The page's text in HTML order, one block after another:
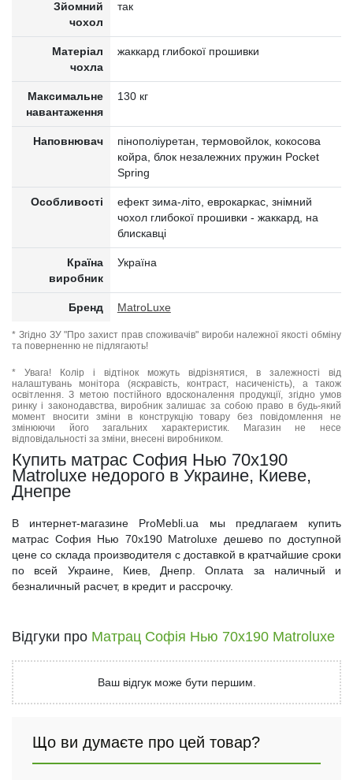
Зйомний
чохол
так
Матеріал
чохла
жаккард глибокої прошивки
Максимальне
навантаження
130 кг
Наповнювач
пінополіуретан, термовойлок, кокосова
койра, блок незалежних пружин Pocket
Spring
Особливості
ефект зима-літо, еврокаркас, знімний
чохол глибокої прошивки - жаккард, на
блискавці
Країна
виробник
Україна
Бренд MatroLuxe
* Згідно ЗУ "Про захист прав споживачів" вироби належної якості обміну
та поверненню не підлягають!
* Увага! Колір і відтінок можуть відрізнятися, в залежності від
налаштувань монітора (яскравість, контраст, насиченість), а також
освітлення. З метою постійного вдосконалення продукції, згідно умов
ринку і законодавства, виробник залишає за собою право в будь-який
момент вносити зміни в конструкцію товару без повідомлення не
змінюючи його загальних характеристик. Магазин не несе
відповідальності за зміни, внесені виробником.
Купить матрас София Нью 70x190
Matroluxe недорого в Украине, Киеве,
Днепре
В интернет-магазине ProMebli.ua мы предлагаем купить
матрас София Нью 70x190 Matroluxe дешево по доступной
цене со склада производителя с доставкой в кратчайшие сроки
по всей Украине, Киев, Днепр. Оплата за наличный и
безналичный расчет, в кредит и рассрочку.
Відгуки про Матрац Софія Нью 70x190 Matroluxe
Ваш відгук може бути першим.
Що ви думаєте про цей товар?